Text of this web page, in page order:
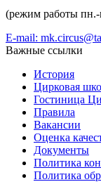
(режим работы пн.-
E-mail:
Важные ссылки
История
Цирковая
Гостиница
Правила
Вакансии
Оценка
Документы
Политика
Политика